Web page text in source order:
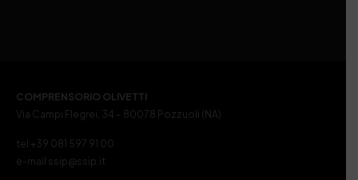
COMPRENSORIO OLIVETTI
Via Campi Flegrei, 34 – 80078 Pozzuoli (NA)
tel +39 081 597 91 00
e-mail ssip@ssip.it